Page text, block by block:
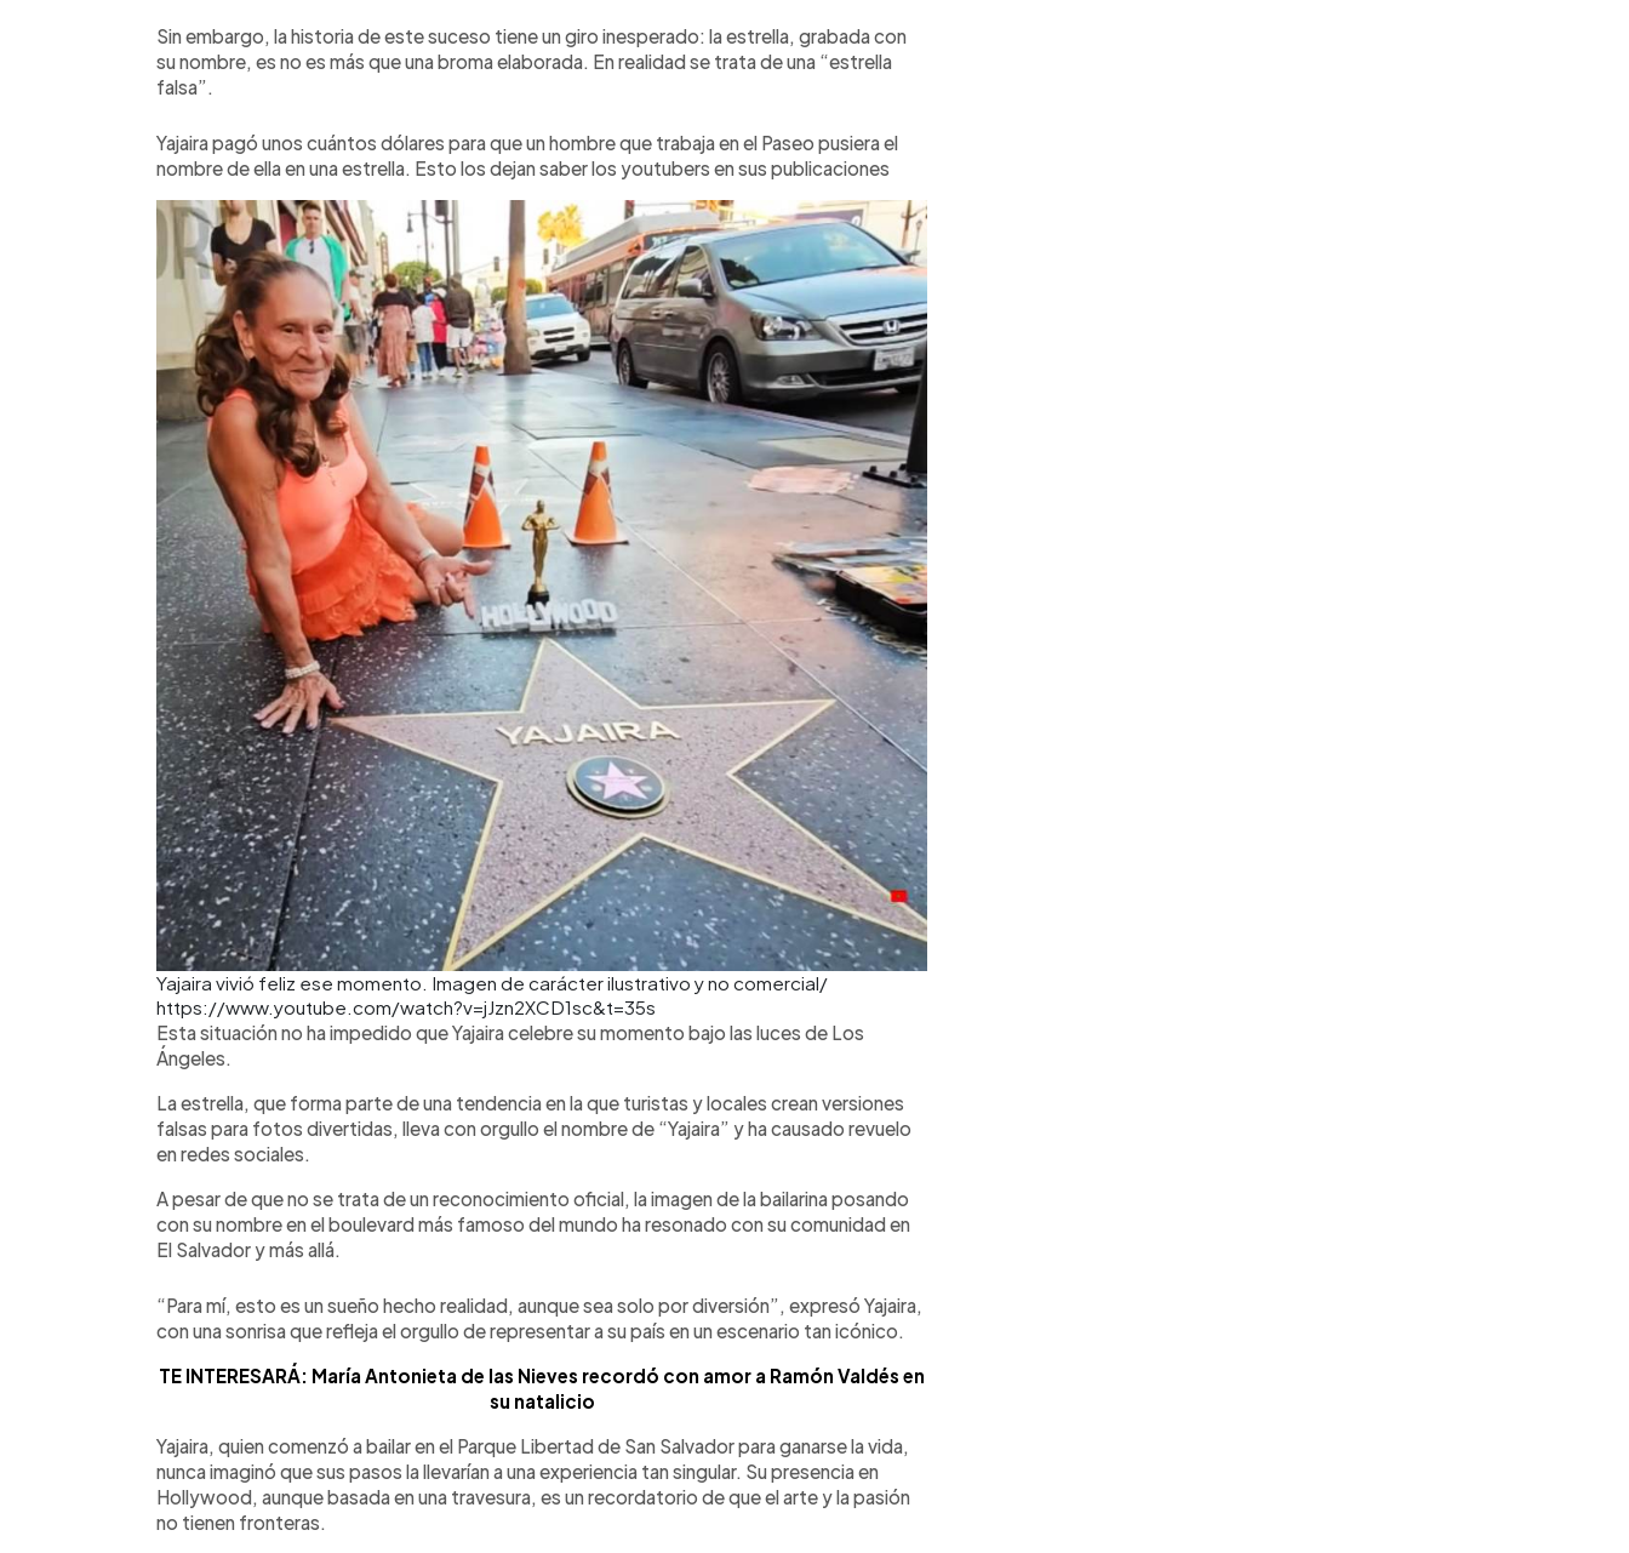
Sin embargo, la historia de este suceso tiene un giro inesperado: la estrella, grabada con
su nombre, es no es más que una broma elaborada. En realidad se trata de una “estrella
falsa”.
Yajaira pagó unos cuántos dólares para que un hombre que trabaja en el Paseo pusiera el
nombre de ella en una estrella. Esto los dejan saber los youtubers en sus publicaciones
Yajaira vivió feliz ese momento. Imagen de carácter ilustrativo y no comercial/
https://www.youtube.com/watch?v=jJzn2XCD1sc&t=35s
Esta situación no ha impedido que Yajaira celebre su momento bajo las luces de Los
Ángeles.
La estrella, que forma parte de una tendencia en la que turistas y locales crean versiones
falsas para fotos divertidas, lleva con orgullo el nombre de “Yajaira” y ha causado revuelo
en redes sociales.
A pesar de que no se trata de un reconocimiento oficial, la imagen de la bailarina posando
con su nombre en el boulevard más famoso del mundo ha resonado con su comunidad en
El Salvador y más allá.
“Para mí, esto es un sueño hecho realidad, aunque sea solo por diversión”, expresó Yajaira,
con una sonrisa que refleja el orgullo de representar a su país en un escenario tan icónico.
TE INTERESARÁ: María Antonieta de las Nieves recordó con amor a Ramón Valdés en
su natalicio
Yajaira, quien comenzó a bailar en el Parque Libertad de San Salvador para ganarse la vida,
nunca imaginó que sus pasos la llevarían a una experiencia tan singular. Su presencia en
Hollywood, aunque basada en una travesura, es un recordatorio de que el arte y la pasión
no tienen fronteras.